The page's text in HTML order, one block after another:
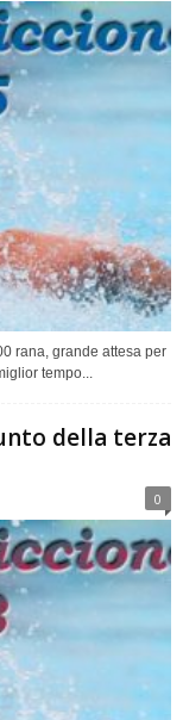
rana, grande attesa per
tempo...
della terza
0